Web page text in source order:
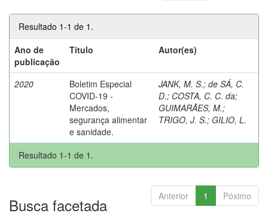
Resultado 1-1 de 1.
Ano de
publicação
Título Autor(es)
2020
Boletim Especial
COVID-19 -
Mercados,
segurança alimentar
e sanidade.
JANK, M. S.; de SÁ, C.
D.; COSTA, C. C. da;
GUIMARÃES, M.;
TRIGO, J. S.; GILIO, L.
Resultado 1-1 de 1.
Anterior 1 Póximo
Busca facetada